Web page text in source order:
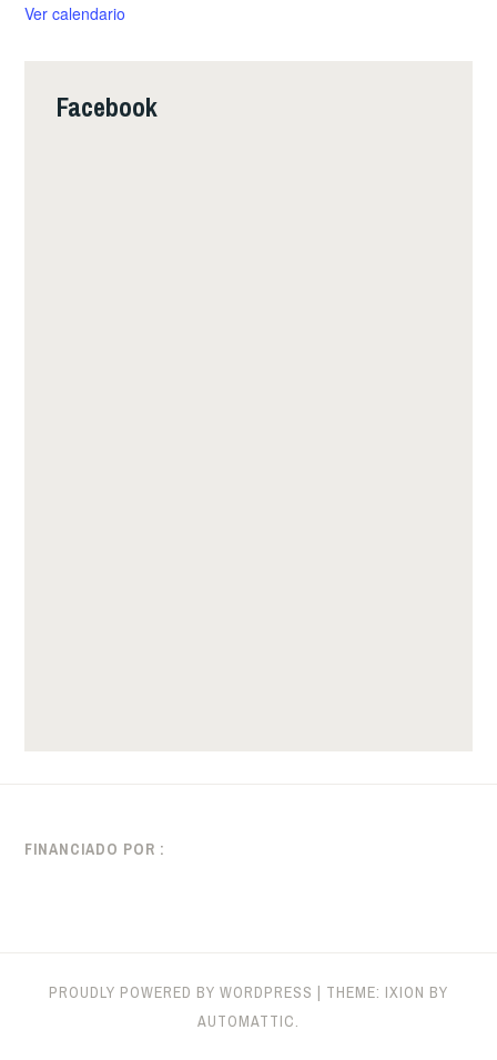
Ver calendario
Facebook
FINANCIADO POR :
PROUDLY POWERED BY WORDPRESS | THEME: IXION BY
AUTOMATTIC.